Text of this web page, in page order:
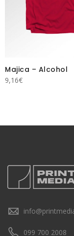
Majica – Alcohol
9,16€
099 700 2008